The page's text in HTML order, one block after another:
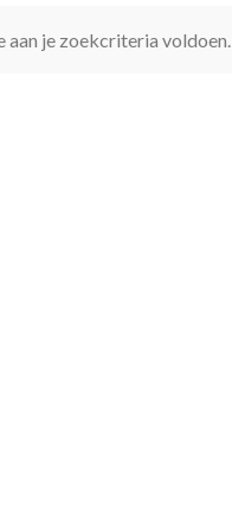
aan je zoekcriteria voldoen.